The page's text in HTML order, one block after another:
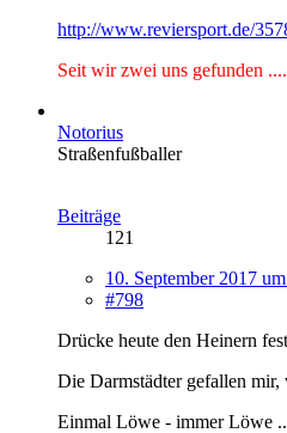
http://www.reviersport.de/
Seit wir zwei uns gefunden
Notorius
Straßenfußballer
Beiträge
121
10. September 2017
#798
Drücke heute den Heinern
Die Darmstädter gefallen mir,
Einmal Löwe - immer Löwe ..